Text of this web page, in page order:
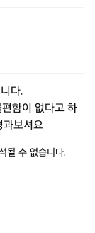
다.
함이 없다고 하
과보셔요
될 수 없습니다.